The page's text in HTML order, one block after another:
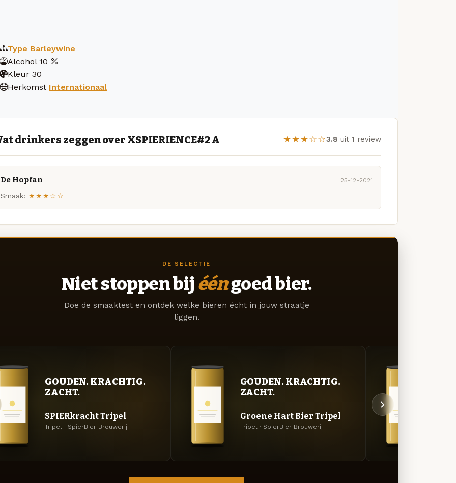
Type Barleywine
Alcohol 10
Kleur 30
Herkomst Internationaal
drinkers zeggen over XSPIERIENCE#2 A ★★★☆☆3.8 uit 1 review
De Hopfan 25-12-2021
Smaak: ★★★☆☆
DE SELECTIE
Niet stoppen bij ééngoed bier.
Doe de smaaktest en ontdek welke bieren écht in jouw straatje
liggen.
GOUDEN. KRACHTIG.
ZACHT.
SPIERkracht Tripel
Tripel · SpierBier Brouwerij
GOUDEN. KRACHTIG.
ZACHT.
Groene Hart Bier Tripel
Tripel · SpierBier Brouwerij